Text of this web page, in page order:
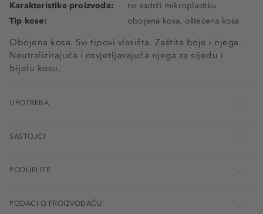
Obojena kosa. Svi tipovi vlasišta. Zaštita boje i njega.
Neutralizirajuća i osvjetljavajuća njega za sijedu i
bijelu kosu.
Karakteristike proizvoda:
ne sadrži mikroplastiku
Tip kose:
obojena kosa, oštećena kosa
UPOTREBA
SASTOJCI
PODIJELITE
PODACI O PROIZVOĐAČU